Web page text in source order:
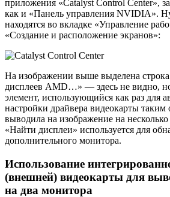
приложения «Catalyst Control Center»,
как и «Панель управления NVIDIA».
находятся во вкладке «Управление
«Создание и расположение экранов»:
На изображении выше выделена
дисплеев AMD…» — здесь не видно,
элемент, использующийся как раз для
настройки драйвера видеокарты таким
выводила на изображение на
«Найти дисплеи» используется для
дополнительного монитора.
Использование
(внешней) видеокарты для
на два монитора